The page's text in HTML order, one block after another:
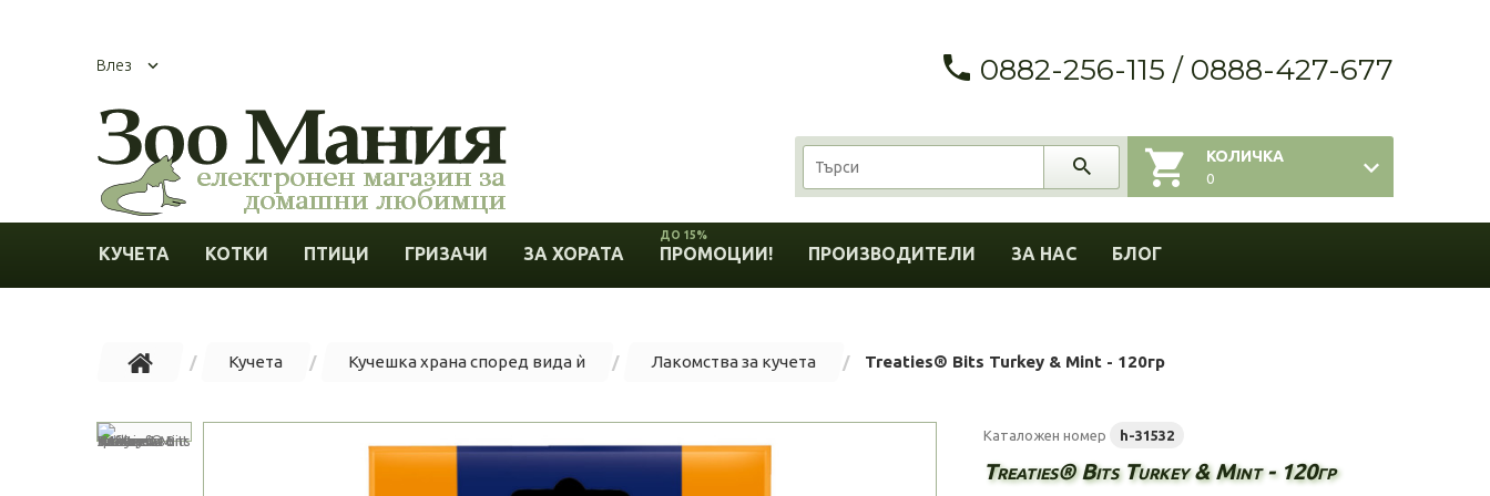
Влез 0882-256-115 / 0888-427-677
КОЛИЧКА
0
КУЧЕТА КОТКИ ПТИЦИ ГРИЗАЧИ ЗА ХОРАТА ПРОМОЦИИ!
ДО 15%
ПРОИЗВОДИТЕЛИ ЗА НАС БЛОГ
Кучета Кучешка храна според вида ѝ Лакомства за кучета Treaties® Bits Turkey & Mint - 120гр
Каталожен номер h-31532
Treaties® Bits Turkey & Mint - 120гр